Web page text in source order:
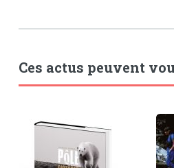
Ces actus peuvent